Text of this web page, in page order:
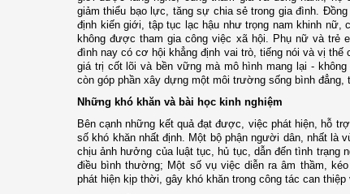
giảm thiểu bạo lực, tăng sự chia sẻ trong gia đình.
định kiến giới, tập tục lạc hậu như trọng nam khinh nữ,
không được tham gia công việc xã hội. Phụ nữ và trẻ
đình nay có cơ hội khẳng định vai trò, tiếng nói và vị thế
giá trị cốt lõi và bền vững mà mô hình mang lại -
còn góp phần xây dựng một môi trường sống bình đẳng,
Những khó khăn và bài học kinh nghiệm
Bên cạnh những kết quả đạt được, việc phát hiện, hỗ
số khó khăn nhất định. Một bộ phận người dân, nhất là
chịu ảnh hưởng của luật tục, hủ tục, dẫn đến tình trạng
điều bình thường; Một số vụ việc diễn ra âm thầm,
phát hiện kịp thời, gây khó khăn trong công tác can thiệp